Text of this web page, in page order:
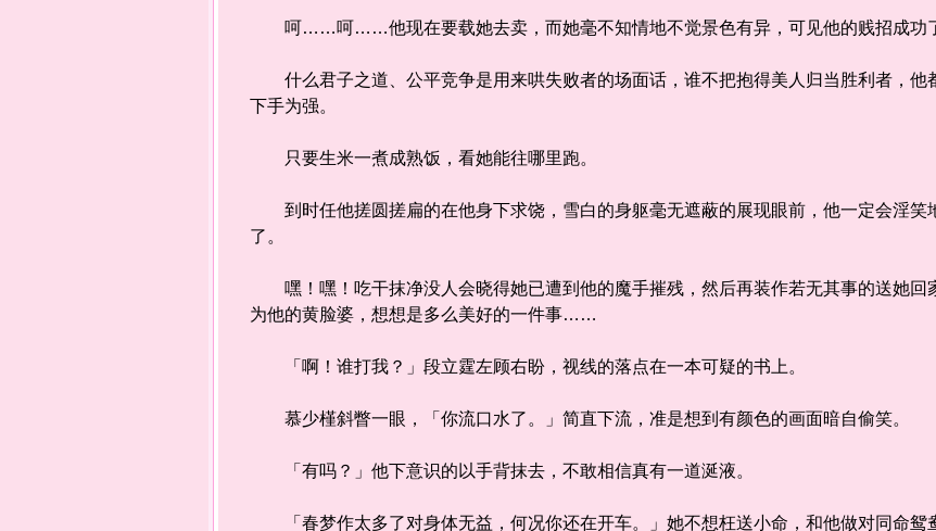
呵……呵……他现在要载她去卖，而她毫不知情地不觉景色有异，可见他的贱招成功
什么君子之道、公平竞争是用来哄失败者的场面话，谁不把抱得美人归当胜利者，他
下手为强。
只要生米一煮成熟饭，看她能往哪里跑。
到时任他搓圆搓扁的在他身下求饶，雪白的身躯毫无遮蔽的展现眼前，他一定会淫笑
了。
嘿！嘿！吃干抹净没人会晓得她已遭到他的魔手摧残，然后再装作若无其事的送她回
为他的黄脸婆，想想是多么美好的一件事……
「啊！谁打我？」段立霆左顾右盼，视线的落点在一本可疑的书上。
慕少槿斜瞥一眼，「你流口水了。」简直下流，准是想到有颜色的画面暗自偷笑。
「有吗？」他下意识的以手背抹去，不敢相信真有一道涎液。
「春梦作太多了对身体无益，何况你还在开车。」她不想枉送小命，和他做对同命鸳